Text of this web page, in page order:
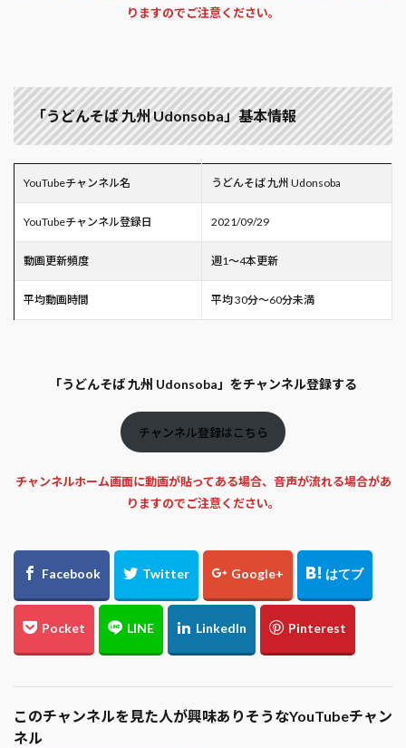
りますのでご注意ください。
「うどんそば 九州 Udonsoba」基本情報
YouTubeチャンネル名 うどんそば 九州 Udonsoba
YouTubeチャンネル登録日 2021/09/29
動画更新頻度 週1～4本更新
平均動画時間 平均 30分～60分未満
「うどんそば 九州 Udonsoba」をチャンネル登録する
チャンネル登録はこちら
チャンネルホーム画面に動画が貼ってある場合、音声が流れる場合があ
りますのでご注意ください。
このチャンネルを見た人が興味ありそうなYouTubeチャン
ネル